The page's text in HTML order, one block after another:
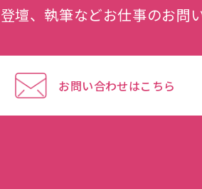
壇、執筆などお仕事のお問
お問い合わせはこちら